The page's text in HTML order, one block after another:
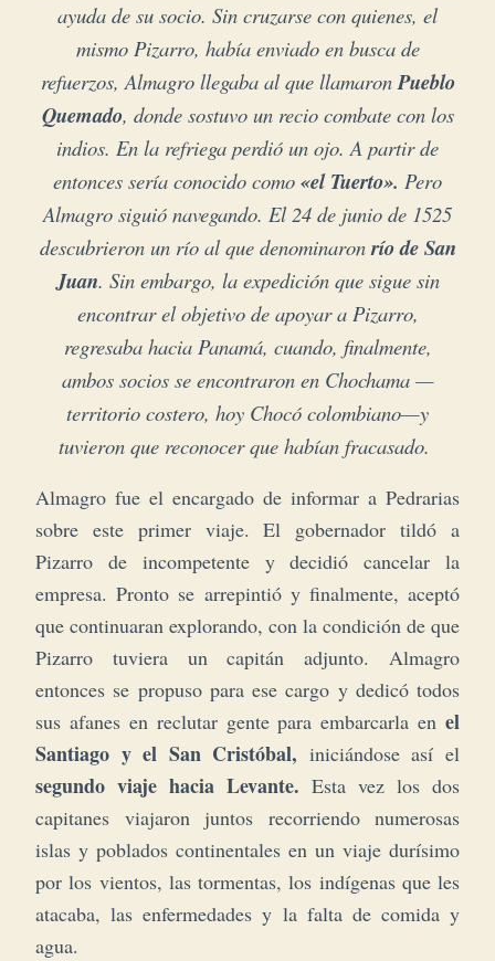
ayuda de su socio. Sin cruzarse con quienes, el
mismo Pizarro, había enviado en busca de
refuerzos, Almagro llegaba al que llamaronPueblo
Quemado, donde sostuvo un recio combate con los
indios. En la refriega perdió un ojo. A partir de
entonces sería conocido como «el Tuerto». Pero
Almagro siguió navegando. El 24 de junio de 1525
descubrieron un río al que denominaronrío de San
Juan. Sin embargo, la expedición que sigue sin
encontrar el objetivo de apoyar a Pizarro,
regresaba hacia Panamá, cuando, finalmente,
ambos socios se encontraron en Chochama —
territorio costero, hoy Chocó colombiano—y
tuvieron que reconocer que habían fracasado.
Almagro fue el encargado de informar a Pedrarias
sobre este primer viaje. El gobernador tildó a
Pizarro de incompetente y decidió cancelar la
empresa. Pronto se arrepintió y finalmente, aceptó
que continuaran explorando, con la condición de que
Pizarro tuviera un capitán adjunto. Almagro
entonces se propuso para ese cargo y dedicó todos
sus afanes en reclutar gente para embarcarla en el
Santiago y el San Cristóbal, iniciándose así el
segundo viaje hacia Levante. Esta vez los dos
capitanes viajaron juntos recorriendo numerosas
islas y poblados continentales en un viaje durísimo
por los vientos, las tormentas, los indígenas que les
atacaba, las enfermedades y la falta de comida y
agua.